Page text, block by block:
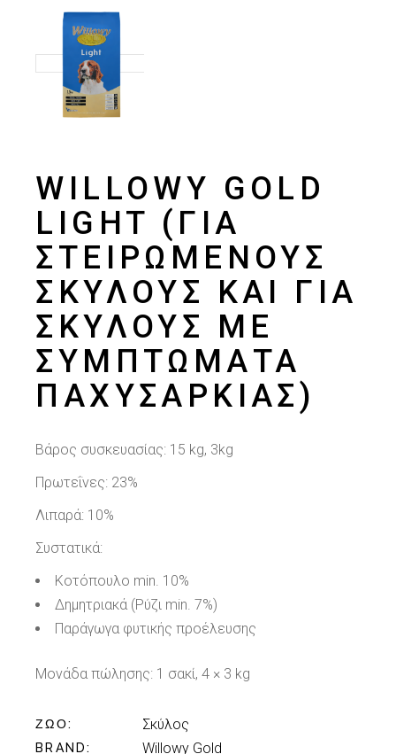
WILLOWY GOLD
LIGHT (ΓΙΑ
ΣΤΕΙΡΩΜΈΝΟΥΣ
ΣΚΎΛΟΥΣ ΚΑΙ ΓΙΑ
ΣΚΎΛΟΥΣ ΜΕ
ΣΥΜΠΤΏΜΑΤΑ
ΠΑΧΥΣΑΡΚΊΑΣ)
Βάρος συσκευασίας: 15 kg, 3kg
Πρωτεΐνες: 23%
Λιπαρά: 10%
Συστατικά:
Κοτόπουλο min. 10%
Δημητριακά (Ρύζι min. 7%)
Παράγωγα φυτικής προέλευσης
Μονάδα πώλησης: 1 σακί, 4 × 3 kg
ΖΏΟ Σκύλος
BRAND Willowy Gold